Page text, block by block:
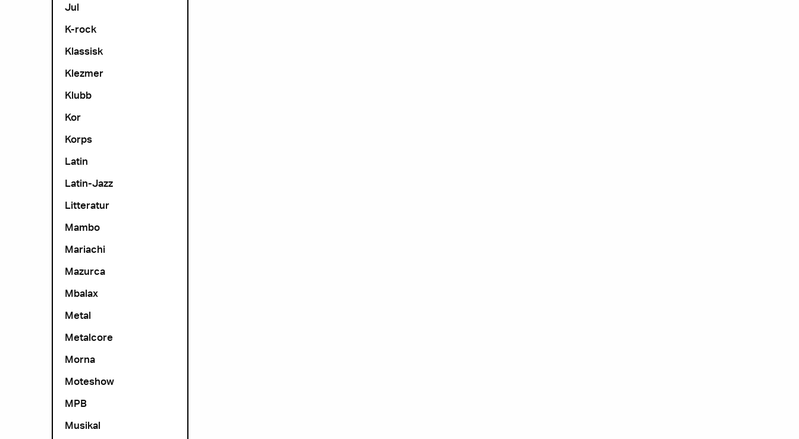
Jul
K-rock
Klassisk
Klezmer
Klubb
Kor
Korps
Latin
Latin-Jazz
Litteratur
Mambo
Mariachi
Mazurca
Mbalax
Metal
Metalcore
Morna
Moteshow
MPB
Musikal